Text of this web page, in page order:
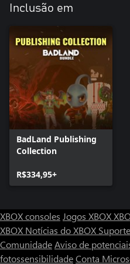
Inclusão em
BadLand Publishing
Collection
R$334,95+
XBOX consoles Jogos XBOX
XBOX Notícias do XBOX
ComunidadeAviso de
fotossensibilidadeConta